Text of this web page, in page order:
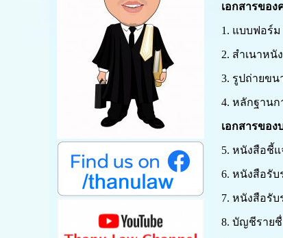
เอกสารของ
1. แบบฟอร์ม
2. สำเนาหนั
3. รูปถ่ายขน
4. หลักฐานก
เอกสารของ
5. หนังสือชี้
6. หนังสือรับ
7. หนังสือรับ
8. บัญชีรายชื่